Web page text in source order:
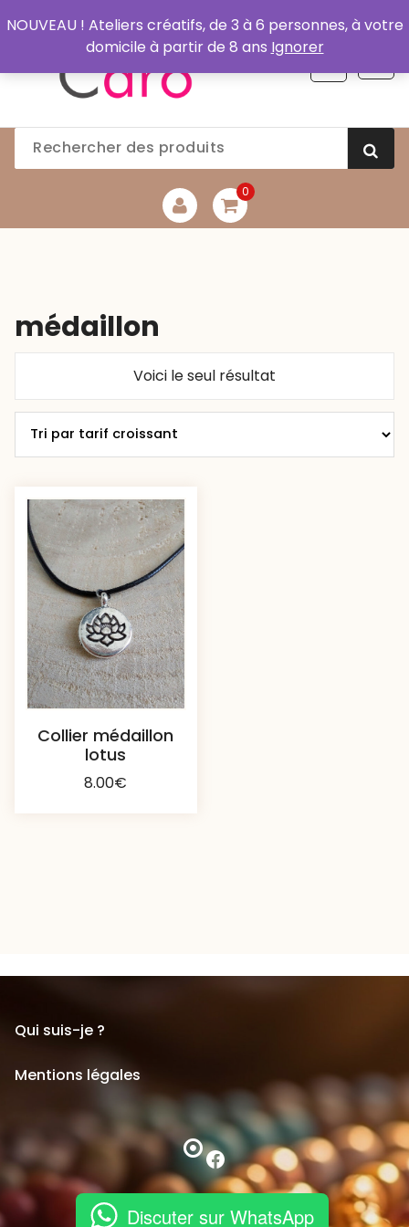
au
0
médaillon
Voici le seul résultat
Collier médaillon
lotus
8.00€
Qui suis-je ?
Mentions légales
Facebook
Discuter sur WhatsApp
NOUVEAU ! Ateliers créatifs, de 3 à 6 personnes, à votre
domicile à partir de 8 ans Ignorer